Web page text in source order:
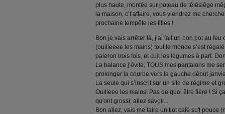
plus haute, montée sur poteau de télésiège
la maison, c’t’affaire, vous viendrez me
prochaine tempête les filles !
Bon je vais arrêter là, j’ai fait un bon pot au feu
(ouilleeee les mains) tout le monde s’est
paleron trois fois, et cuit les légumes à part.
La balance j’évite, TOUS mes pantalons me
prolonger la courbe vers la gauche début
La seule qui s’inscrit sur un site de régime et
Ouilleee les mains! Pas de quoi être fière ! Si
qu'ont grossi, allez savoir...
Bon allez, vais me faire un tiot café su'l pouce